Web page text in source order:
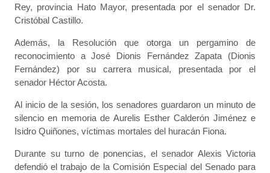
Rey, provincia Hato Mayor, presentada por el senador Dr.
Cristóbal Castillo.
Además, la Resolución que otorga un pergamino de
reconocimiento a José Dionis Fernández Zapata (Dionis
Fernández) por su carrera musical, presentada por el
senador Héctor Acosta.
Al inicio de la sesión, los senadores guardaron un minuto de
silencio en memoria de Aurelis Esther Calderón Jiménez e
Isidro Quiñones, víctimas mortales del huracán Fiona.
Durante su turno de ponencias, el senador Alexis Victoria
defendió el trabajo de la Comisión Especial del Senado para